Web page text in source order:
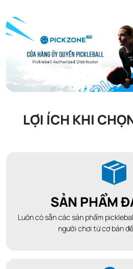
LỢI ÍCH KHI
SẢN PHẨM
Luôn có sẵn các sản phẩm
người chơi từ cơ bản